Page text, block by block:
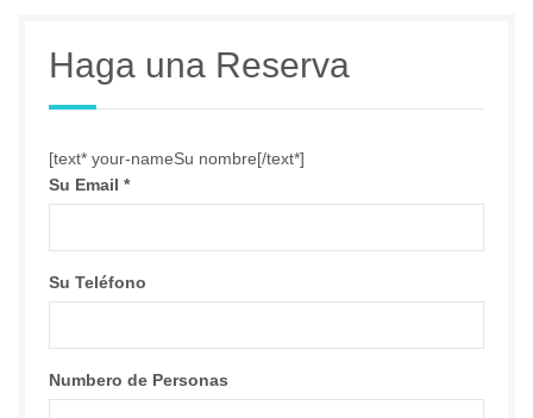
Haga una Reserva
[text* your-nameSu nombre[/text*]
Su Email *
Su Teléfono
Numbero de Personas